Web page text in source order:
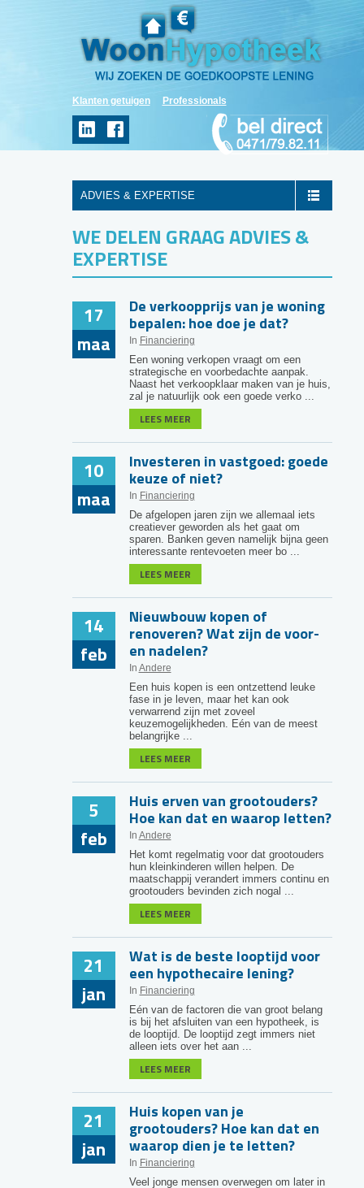
Klanten getuigen Professionals
ADVIES & EXPERTISE
WE DELEN GRAAG ADVIES &
EXPERTISE
17
maa
De verkoopprijs van je woning
bepalen: hoe doe je dat?
In Financiering
Een woning verkopen vraagt om een
strategische en voorbedachte aanpak.
Naast het verkoopklaar maken van je huis,
zal je natuurlijk ook een goede verko ...
LEES MEER
10
maa
Investeren in vastgoed: goede
keuze of niet?
In Financiering
De afgelopen jaren zijn we allemaal iets
creatiever geworden als het gaat om
sparen. Banken geven namelijk bijna geen
interessante rentevoeten meer bo ...
LEES MEER
14
feb
Nieuwbouw kopen of
renoveren? Wat zijn de voor-
en nadelen?
In Andere
Een huis kopen is een ontzettend leuke
fase in je leven, maar het kan ook
verwarrend zijn met zoveel
keuzemogelijkheden. Eén van de meest
belangrijke ...
LEES MEER
5
feb
Huis erven van grootouders?
Hoe kan dat en waarop letten?
In Andere
Het komt regelmatig voor dat grootouders
hun kleinkinderen willen helpen. De
maatschappij verandert immers continu en
grootouders bevinden zich nogal ...
LEES MEER
21
jan
Wat is de beste looptijd voor
een hypothecaire lening?
In Financiering
Eén van de factoren die van groot belang
is bij het afsluiten van een hypotheek, is
de looptijd. De looptijd zegt immers niet
alleen iets over het aan ...
LEES MEER
21
jan
Huis kopen van je
grootouders? Hoe kan dat en
waarop dien je te letten?
In Financiering
Veel jonge mensen overwegen om later in